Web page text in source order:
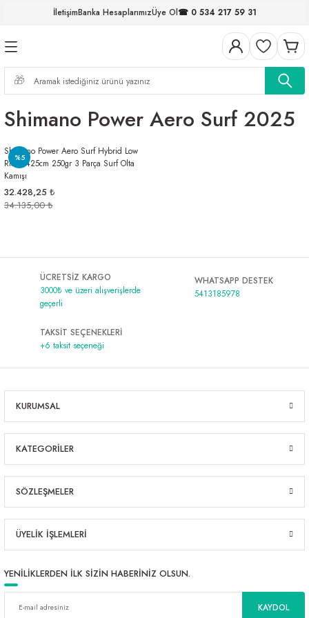
İletişimBanka HesaplarımızÜye Ol☎ 0 534 217 59 31
Geri Dön
Geri Dön
Geri Dön
MİSİNALAR
Geri Dön
FIRDÖNDÜLER
Geri Dön
Geri Dön
Geri Dön
Geri Dön
Shimano Power Aero Surf 2025
%5
Shimano Power Aero Surf Hybrid Low
Rider 425cm 250gr 3 Parça Surf Olta
Kamışı
32.428,25 ₺
34.135,00 ₺
ÜCRETSİZ KARGO
3000₺ ve üzeri alışverişlerde
geçerli
WHATSAPP DESTEK
5413185978
TAKSİT SEÇENEKLERİ
+6 taksit seçeneği
KURUMSAL
KATEGORİLER
SÖZLEŞMELER
ÜYELİK İŞLEMLERİ
YENİLİKLERDEN İLK SİZİN HABERİNİZ OLSUN.
KAYDOL